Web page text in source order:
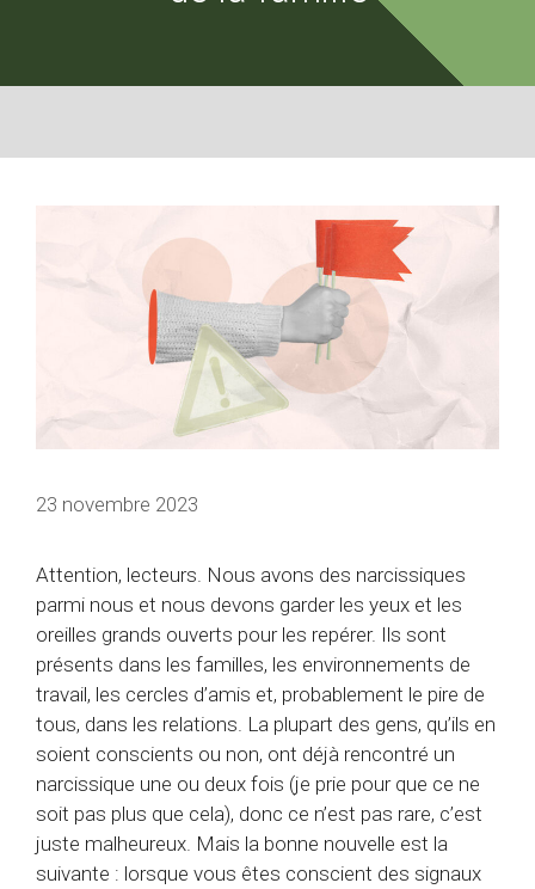
23 novembre 2023
Attention, lecteurs. Nous avons des narcissiques
parmi nous et nous devons garder les yeux et les
oreilles grands ouverts pour les repérer. Ils sont
présents dans les familles, les environnements de
travail, les cercles d’amis et, probablement le pire de
tous, dans les relations. La plupart des gens, qu’ils en
soient conscients ou non, ont déjà rencontré un
narcissique une ou deux fois (je prie pour que ce ne
soit pas plus que cela), donc ce n’est pas rare, c’est
juste malheureux. Mais la bonne nouvelle est la
suivante : lorsque vous êtes conscient des signaux